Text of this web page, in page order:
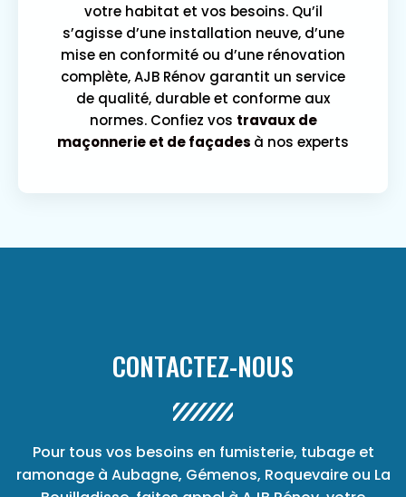
votre habitat et vos besoins. Qu’il
s’agisse d’une installation neuve, d’une
mise en conformité ou d’une rénovation
complète, AJB Rénov garantit un service
de qualité, durable et conforme aux
normes. Confiez vos travaux de
maçonnerie et de façades à nos experts
CONTACTEZ-NOUS
Pour tous vos besoins en fumisterie, tubage et
ramonage à Aubagne, Gémenos, Roquevaire ou La